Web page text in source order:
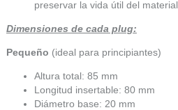
preservar la vida útil del material.
Dimensiones de cada plug:
Pequeño (ideal para principiantes)
Altura total: 85 mm
Longitud insertable: 80 mm
Diámetro base: 20 mm